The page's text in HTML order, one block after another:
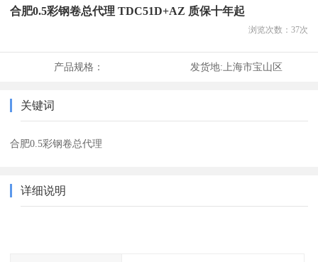
合肥0.5彩钢卷总代理 TDC51D+AZ 质保十年起
浏览次数： 37次
产品规格： 发货地: 上海市宝山区
关键词
合肥0.5彩钢卷总代理
详细说明